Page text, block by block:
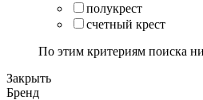
полукрест
счетный крест
По этим критериям поиска
Закрыть
Бренд